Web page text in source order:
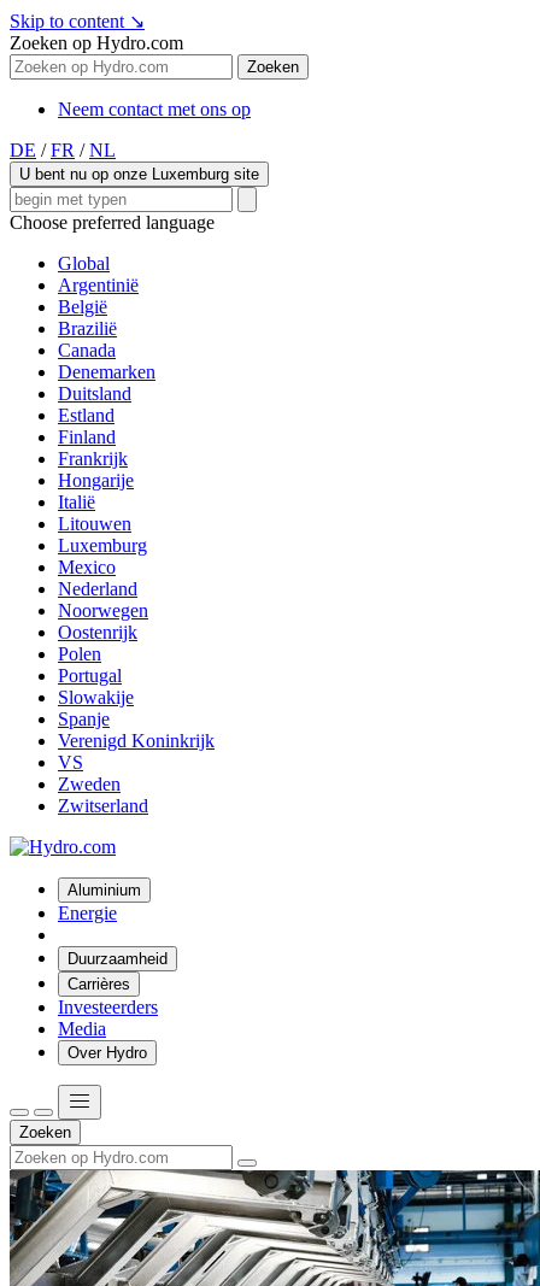
Skip to content ↘
Zoeken op Hydro.com
Zoeken
Neem contact met ons op
DE / FR / NL
U bent nu op onze Luxemburg site
Choose preferred language
Global
Argentinië
België
Brazilië
Canada
Denemarken
Duitsland
Estland
Finland
Frankrijk
Hongarije
Italië
Litouwen
Luxemburg
Mexico
Nederland
Noorwegen
Oostenrijk
Polen
Portugal
Slowakije
Spanje
Verenigd Koninkrijk
VS
Zweden
Zwitserland
Aluminium
Energie
Duurzaamheid
Carrières
Investeerders
Media
Over Hydro
Zoeken